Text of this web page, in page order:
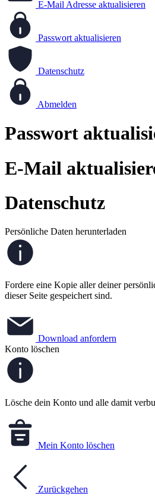
E-Mail Adresse aktualisieren
Passwort aktualisieren
Datenschutz
Abmelden
Passwort
E-Mail
Datenschutz
Persönliche Daten herunterladen
Fordere eine Kopie aller deiner
dieser Seite gespeichert sind.
Download anfordern
Konto löschen
Lösche dein Konto und alle damit
Mein Konto löschen
Zurückgehen